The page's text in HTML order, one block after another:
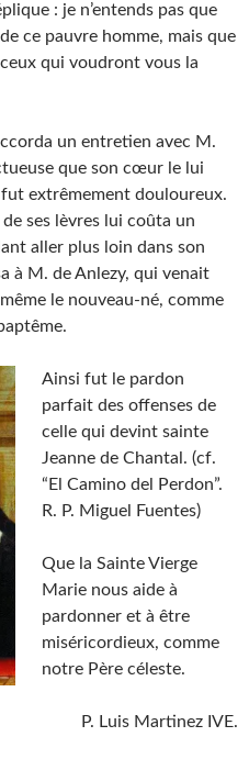
: je n’entends pas que
ce pauvre homme, mais que
qui voudront vous la
un entretien avec M.
que son cœur le lui
extrêmement douloureux.
ses lèvres lui coûta un
aller plus loin dans son
à M. de Anlezy, qui venait
le nouveau-né, comme
Ainsi fut le pardon
parfait des offenses de
celle qui devint sainte
Jeanne de Chantal. (cf.
“El Camino del Perdon”.
R. P. Miguel Fuentes)
Que la Sainte Vierge
Marie nous aide à
pardonner et à être
miséricordieux, comme
notre Père céleste.
P. Luis Martinez IVE.